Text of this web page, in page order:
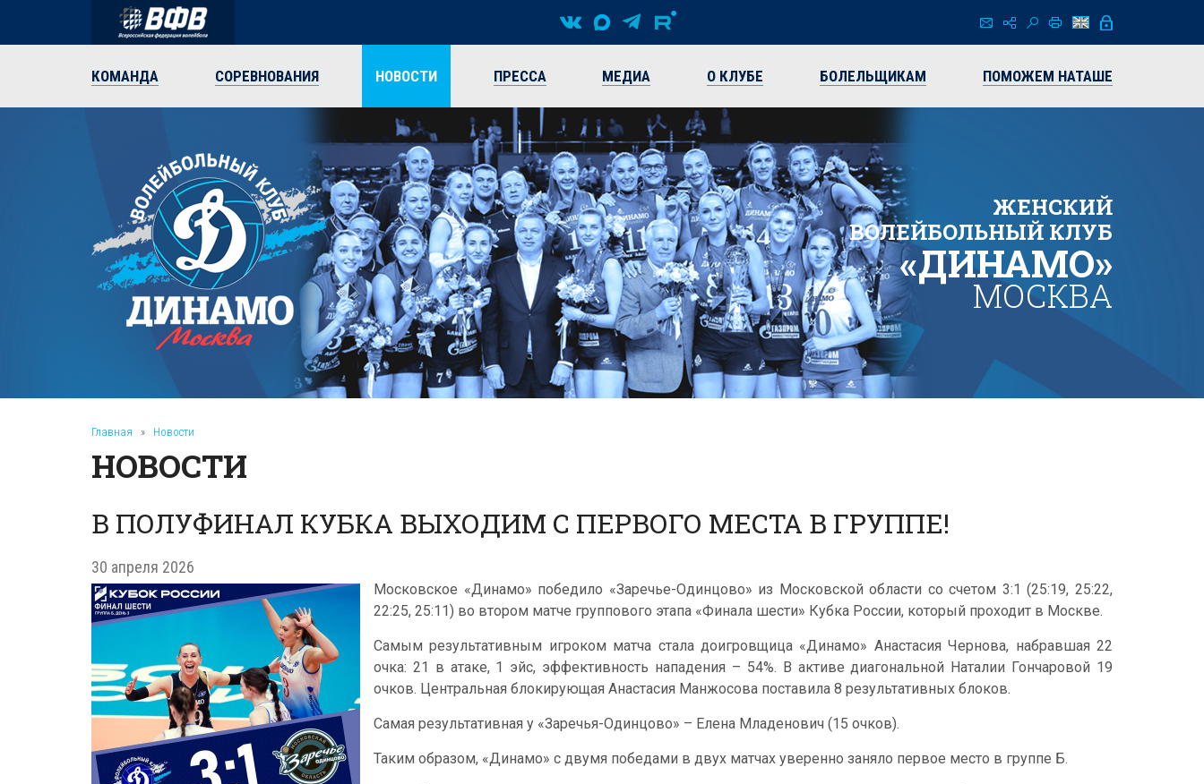
КОМАНДА СОРЕВНОВАНИЯ НОВОСТИ ПРЕССА МЕДИА О КЛУБЕ БОЛЕЛЬЩИКАМ ПОМОЖЕМ НАТАШЕ
ЖЕНСКИЙ
ВОЛЕЙБОЛЬНЫЙ КЛУБ
«ДИНАМО»
МОСКВА
Главная » Новости
НОВОСТИ
В ПОЛУФИНАЛ КУБКА ВЫХОДИМ С ПЕРВОГО МЕСТА В ГРУППЕ!
30 апреля 2026
Московское «Динамо» победило «Заречье-Одинцово» из Московской области со счетом 3:1 (25:19, 25:22,
22:25, 25:11) во втором матче группового этапа «Финала шести» Кубка России, который проходит в Москве.
Самым результативным игроком матча стала доигровщица «Динамо» Анастасия Чернова, набравшая 22
очка: 21 в атаке, 1 эйс, эффективность нападения – 54%. В активе диагональной Наталии Гончаровой 19
очков. Центральная блокирующая Анастасия Манжосова поставила 8 результативных блоков.
Самая результативная у «Заречья-Одинцово» – Елена Младенович (15 очков).
Таким образом, «Динамо» с двумя победами в двух матчах уверенно заняло первое место в группе Б.